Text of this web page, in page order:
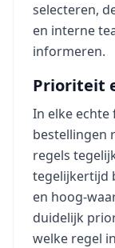
selecteren,
en interne
informeren.
Prioriteit
In elke
bestellingen
regels
tegelijkertijd
en hoog-
duidelijk
welke regel